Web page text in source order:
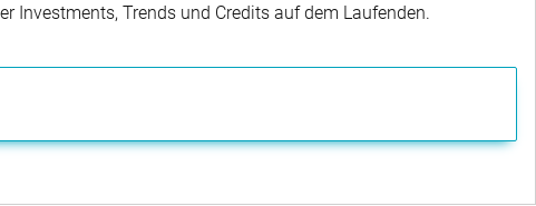
Investments, Trends und Credits auf dem Laufenden.